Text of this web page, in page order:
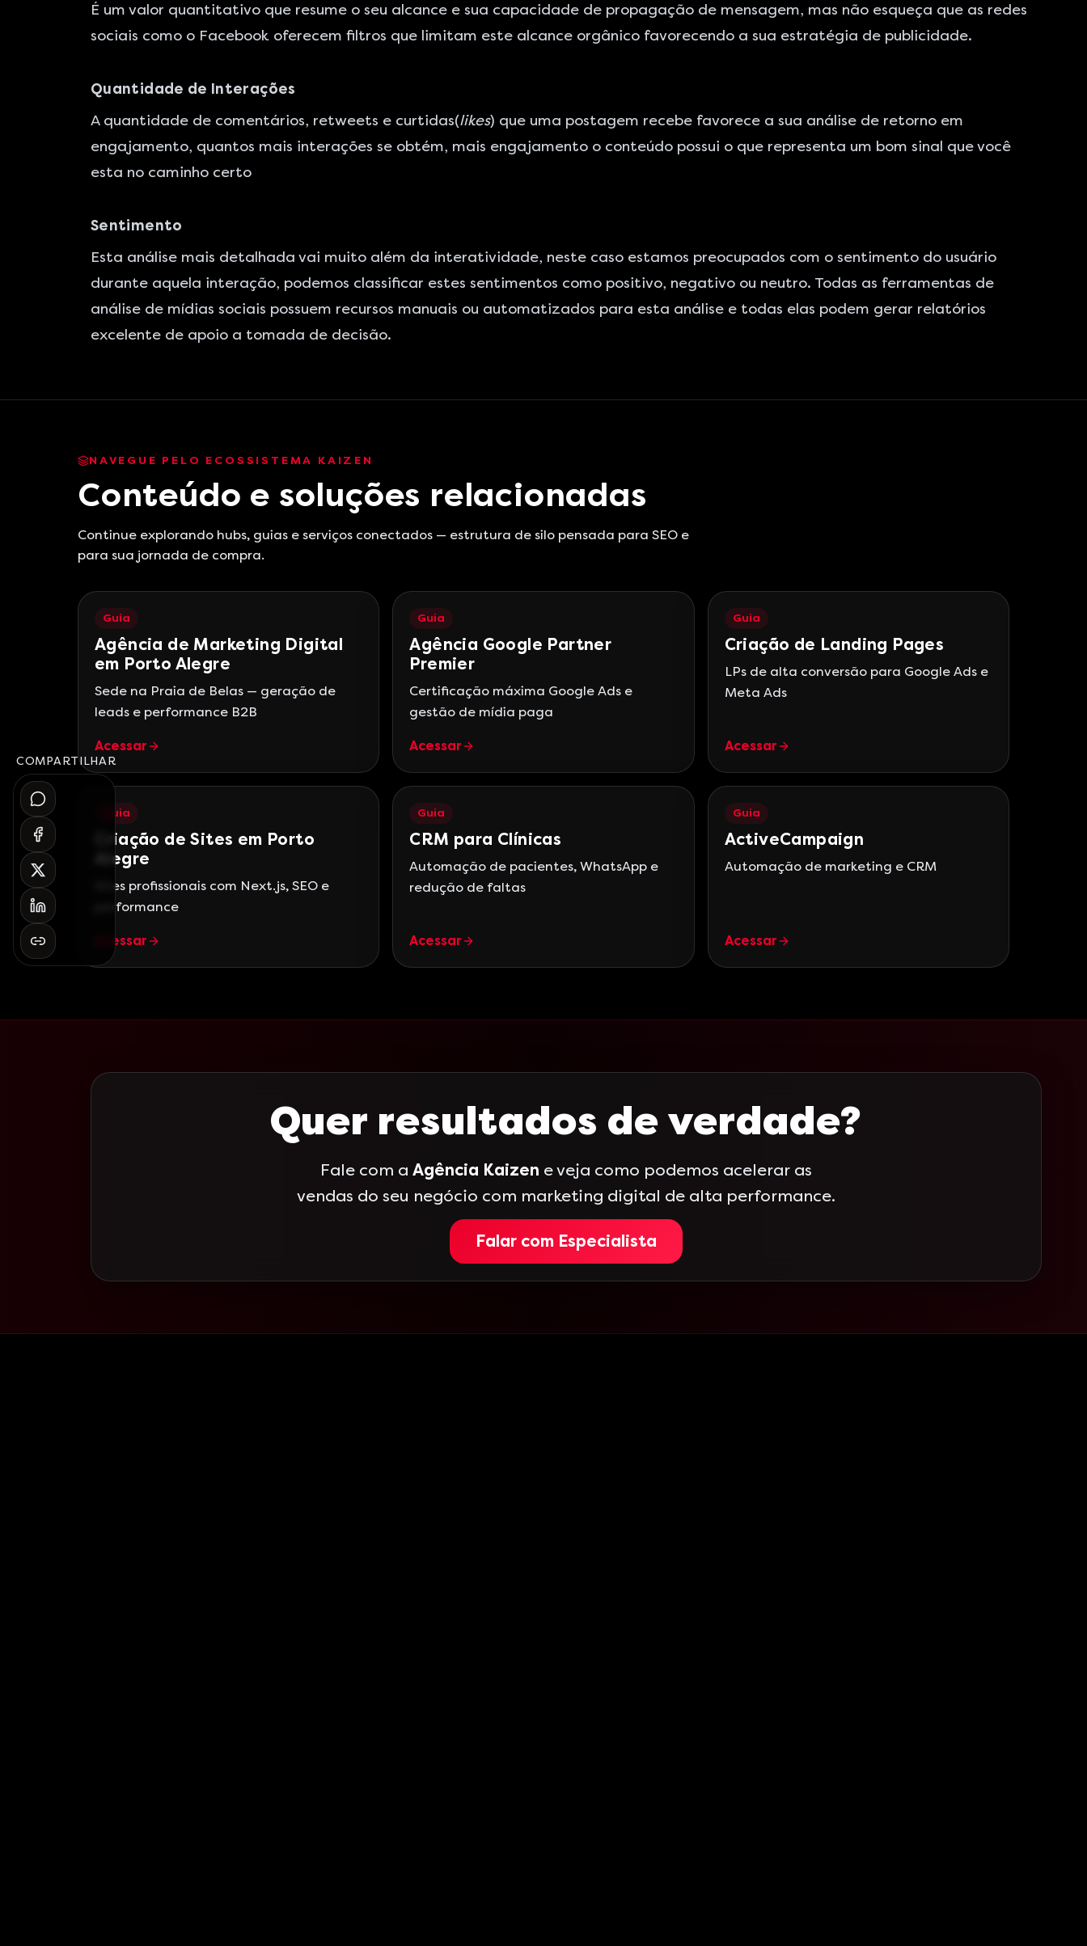
COMPARTILHAR
É um valor quantitativo que resume o seu alcance e sua capacidade de propagação de mensagem, mas não esqueça que as redes
sociais como o Facebook oferecem filtros que limitam este alcance orgânico favorecendo a sua estratégia de publicidade.
Quantidade de Interações
A quantidade de comentários, retweets e curtidas(likes) que uma postagem recebe favorece a sua análise de retorno em
engajamento, quantos mais interações se obtém, mais engajamento o conteúdo possui o que representa um bom sinal que você
esta no caminho certo
Sentimento
Esta análise mais detalhada vai muito além da interatividade, neste caso estamos preocupados com o sentimento do usuário
durante aquela interação, podemos classificar estes sentimentos como positivo, negativo ou neutro. Todas as ferramentas de
análise de mídias sociais possuem recursos manuais ou automatizados para esta análise e todas elas podem gerar relatórios
excelente de apoio a tomada de decisão.
NAVEGUE PELO ECOSSISTEMA KAIZEN
Conteúdo e soluções relacionadas
Continue explorando hubs, guias e serviços conectados — estrutura de silo pensada para SEO e
para sua jornada de compra.
Guia
Agência de Marketing Digital
em Porto Alegre
Sede na Praia de Belas — geração de
leads e performance B2B
Acessar
Guia
Agência Google Partner
Premier
Certificação máxima Google Ads e
gestão de mídia paga
Acessar
Guia
Criação de Landing Pages
LPs de alta conversão para Google Ads e
Meta Ads
Acessar
Guia
Criação de Sites em Porto
Alegre
Sites profissionais com Next.js, SEO e
performance
Acessar
Guia
CRM para Clínicas
Automação de pacientes, WhatsApp e
redução de faltas
Acessar
Guia
ActiveCampaign
Automação de marketing e CRM
Acessar
Quer resultados de verdade?
Fale com a Agência Kaizen e veja como podemos acelerar as
vendas do seu negócio com marketing digital de alta performance.
Falar com Especialista